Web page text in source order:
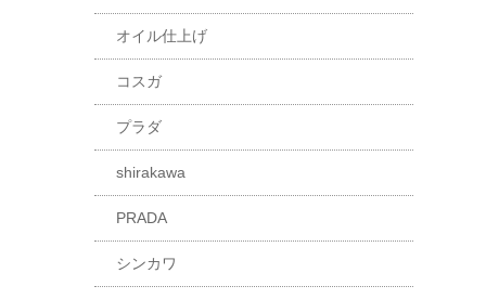
オイル仕上げ
コスガ
プラダ
shirakawa
PRADA
シンカワ